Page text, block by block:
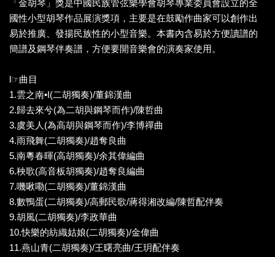
「金胡琴」獎是中國民族管弦樂學會胡琴專業委員會設立的全
國性小型胡琴作品展演獎項，主要是在鼓勵作曲家可以創作出
易於推廣、發揚民族性的小型音樂。本書內含易於方便讀譜的
簡譜及鋼琴伴奏譜，方便要開音樂會的演奏家使用。
l☞曲目
1.雲之南•I(二胡獨奏)/董錦漢曲
2.歸去來兮(為二胡與鋼琴而作)/陳哲曲
3.虞美人(為高胡與鋼琴而作)/李博禪曲
4.雨飛舞(二胡獨奏)/趙奪良曲
5.南粵春暉(高胡獨奏)/余其偉編曲
6.秧歌(高音板胡獨奏)/趙奪良編曲
7.嘰啾嘞(二胡獨奏)/董錦漢曲
8.數鴨蛋(二胡獨奏)/高郵民歌/蔣得湘改編/陳哲配伴奏
9.胡風(二胡獨奏)/李政華曲
10.快樂的紡織姑娘(二胡獨奏)/金偉曲
11.燕山青(二胡獨奏)/王曙亮曲/王玥配伴奏